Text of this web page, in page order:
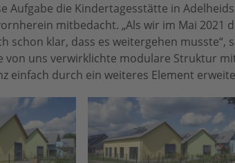
Aufgabe die Kindertagesstätte in
mitbedacht. „Als wir im Mai 2021
schon klar, dass es weitergehen musste“,
von uns verwirklichte modulare Struktur
einfach durch ein weiteres Element